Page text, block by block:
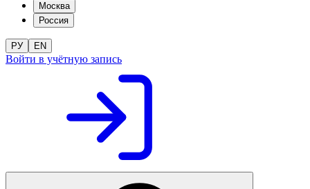
Москва
Россия
РУ EN
Войти в учётную запись